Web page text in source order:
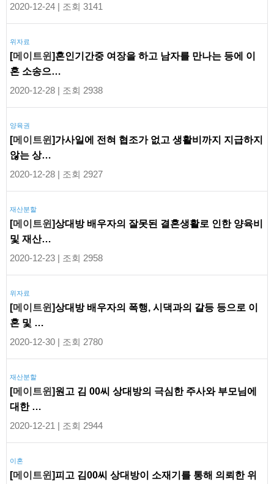
2020-12-24 | 조회 3141
위자료
[메이트윈]혼인기간중 여장을 하고 남자를 만나는 등에 이
혼 소송으…
2020-12-28 | 조회 2938
양육권
[메이트윈]가사일에 전혀 협조가 없고 생활비까지 지급하지
않는 상…
2020-12-28 | 조회 2927
재산분할
[메이트윈]상대방 배우자의 잘못된 결혼생활로 인한 양육비
및 재산…
2020-12-23 | 조회 2958
위자료
[메이트윈]상대방 배우자의 폭행, 시댁과의 갈등 등으로 이
혼 및 …
2020-12-30 | 조회 2780
재산분할
[메이트윈]원고 김 00씨 상대방의 극심한 주사와 부모님에
대한 …
2020-12-21 | 조회 2944
이혼
[메이트윈]피고 김00씨 상대방이 소재기를 통해 의뢰한 위